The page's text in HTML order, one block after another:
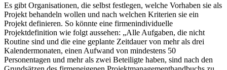
Es gibt Organisationen, die selbst festlegen, welche Vorhaben sie als
Projekt behandeln wollen und nach welchen Kriterien sie ein
Projekt definieren. So könnte eine firmenindividuelle
Projektdefinition wie folgt aussehen: „Alle Aufgaben, die nicht
Routine sind und die eine geplante Zeitdauer von mehr als drei
Kalendermonaten, einen Aufwand von mindestens 50
Personentagen und mehr als zwei Beteiligte haben, sind nach den